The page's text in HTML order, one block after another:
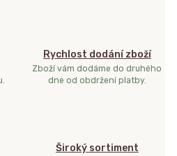
Rychlost dodání zboží
Zboží vám dodáme do druhého
dne od obdržení platby.
Široký sortiment